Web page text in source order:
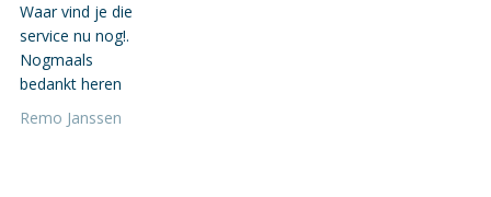
Waar vind je die
service nu nog!.
Nogmaals
bedankt heren
Remo Janssen